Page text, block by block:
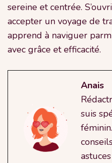
sereine et centrée.
accepter un voyage de
apprend à naviguer
avec grâce et efficacité.
Anais
suis